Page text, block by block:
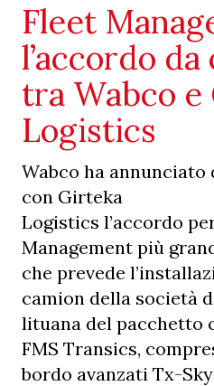
Fleet
l’accordo
tra Wabco
Logistics
Wabco ha
con Girteka
Logistics l’accordo
Management più
che prevede
camion della società
lituana del pacchetto
FMS Transics,
bordo avanzati Tx-